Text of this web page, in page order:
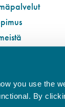
you use the
By